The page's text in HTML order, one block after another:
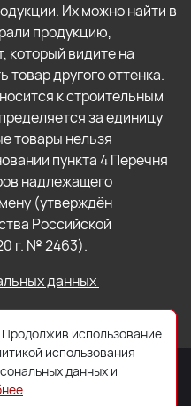
Их можно найти в
продукцию,
который видите на
товар другого оттенка.
к строительным
за единицу
товары нельзя
пункта 4 Перечня
надлежащего
(утверждён
Российской
г. № 2463).
данных
использование
использования
данных и